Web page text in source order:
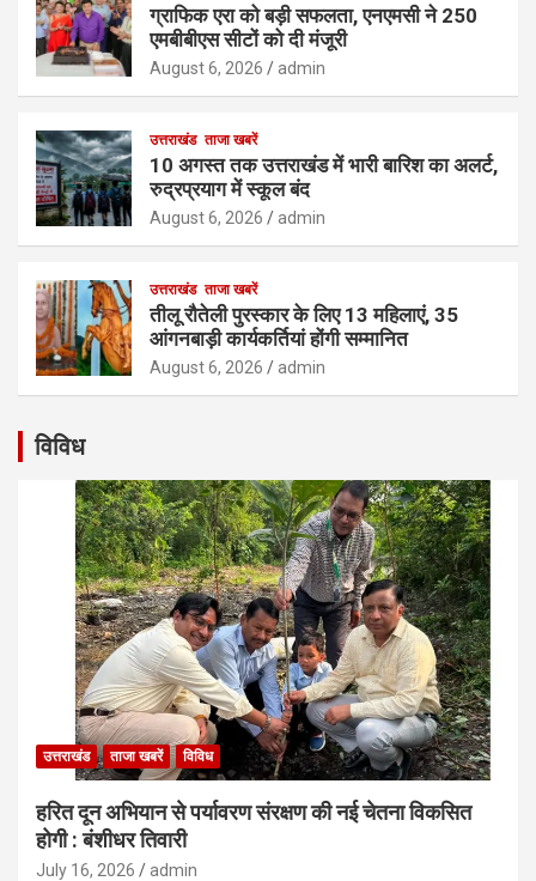
ग्राफिक एरा को बड़ी सफलता, एनएमसी ने 250
एमबीबीएस सीटों को दी मंजूरी
August 6, 2026 admin
उत्तराखंड ताजा खबरें
10 अगस्त तक उत्तराखंड में भारी बारिश का अलर्ट,
रुद्रप्रयाग में स्कूल बंद
August 6, 2026 admin
उत्तराखंड ताजा खबरें
तीलू रौतेली पुरस्कार के लिए 13 महिलाएं, 35
आंगनबाड़ी कार्यकर्तियां होंगी सम्मानित
August 6, 2026 admin
विविध
उत्तराखंड ताजा खबरें विविध
हरित दून अभियान से पर्यावरण संरक्षण की नई चेतना विकसित
होगी : बंशीधर तिवारी
July 16, 2026 admin